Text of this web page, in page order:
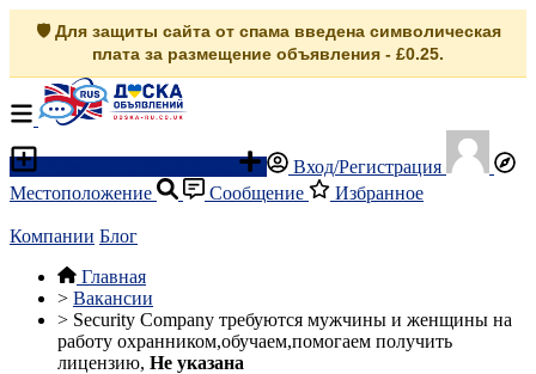
🛡️ Для защиты сайта от спама введена символическая
плата за размещение объявления - £0.25.
Вход/Регистрация
Местоположение
Сообщение Избранное
Компании Блог
Главная
> Вакансии
> Security Company требуются мужчины и женщины на
работу охранником,обучаем,помогаем получить
лицензию, Не указана